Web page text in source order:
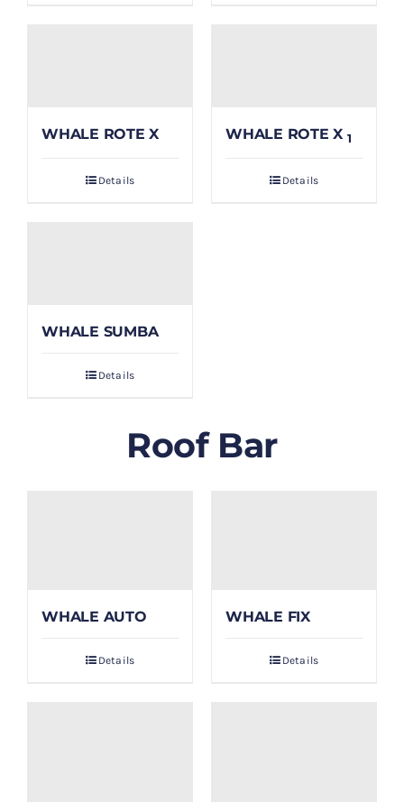
WHALE ROTE X
Details
WHALE ROTE X 1
Details
WHALE SUMBA
Details
Roof Bar
WHALE AUTO
Details
WHALE FIX
Details